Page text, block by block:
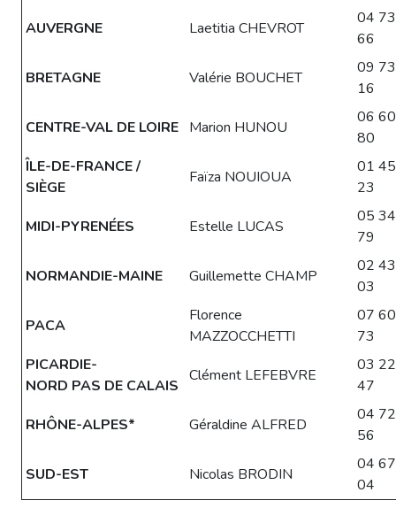
AUVERGNE
Laetitia CHEVROT
04
66
BRETAGNE
Valérie BOUCHET
09
16
CENTRE-VAL DE LOIRE Marion HUNOU
06
80
ÎLE-DE-FRANCE /
SIÈGE
Faïza NOUIOUA
01
23
MIDI-PYRENÉES
Estelle LUCAS
05
79
NORMANDIE-MAINE
Guillemette CHAMP
02
03
PACA
Florence
MAZZOCCHETTI
07
73
PICARDIE-
NORD PAS DE CALAIS
Clément LEFEBVRE
03
47
RHÔNE-ALPES*
Géraldine​ ALFRED
04
56
SUD-EST
Nicolas BRODIN
04
04